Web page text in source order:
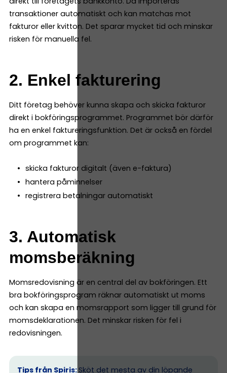
transaktioner automatiskt och kan matchas mot
fakturor eller kvitton. Det sparar mycket tid och minskar
risken för manuella fel.
2. Enkel fakturering
Ditt företag behöver kunna skapa och skicka fakturor
direkt i bokföringsprogrammet. Programmet bör därför
ha en enkel faktureringsfunktion. Det är också en fördel
om programmet kan:
skicka fakturor digitalt (även e-faktura)
hantera påminnelser
registrera betalningar automatiskt
3. Automatisk
momsberäkning
Momsredovisning är en central del av bokföringen. Ett
bra bokföringsprogram räknar automatiskt ut moms
och kan skapa en momsrapport som ligger till grund för
momsdeklarationen. Det minskar risken för fel i
redovisningen.
Tips från Spiris: Sköt det mesta av din löpande